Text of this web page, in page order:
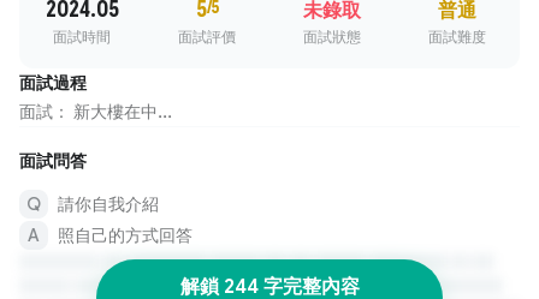
2024.05
面試時間
5/5
面試評價
未錄取
面試狀態
普通
面試難度
面試過程
面試： 新大樓在中...
面試問答
請你自我介紹
照自己的方式回答
解鎖 244 字完整內容